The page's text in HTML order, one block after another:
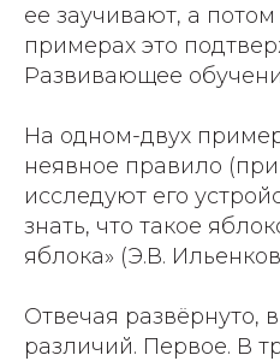
ее заучивают, а
примерах это
Развивающее
На одном-двух
неявное правило
исследуют его
знать, что такое
яблока» (Э.В.
Отвечая развёрнуто,
различий. Первое. В